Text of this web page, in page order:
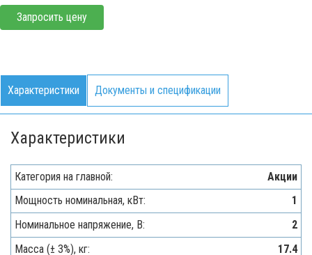
Запросить цену
Характеристики Документы и спецификации
Характеристики
Категория на главной:
Акции
Мощность номинальная, кВт:
1
Номинальное напряжение, В:
2
Масса (± 3%), кг:
17.4